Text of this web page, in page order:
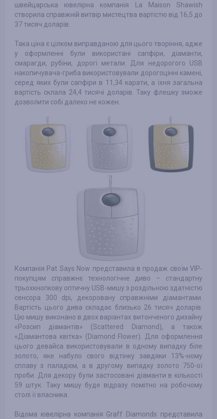
швейцарська ювелірна компанія La Maison Shawish
створила справжній витвір мистецтва вартістю від 16,5 до
37 тисяч доларів.
Така ціна є цілком виправданою для цього творіння, адже
у оформленні були використані сапфіри, діаманти,
смарагди, рубіни, дорогі метали. Для недорогого USB
накопичувача-гриба використовували дорогоцінні камені,
серед яких були сапфіри в 11,34 карати, а їхня загальна
вартість склала 24,4 тисячі доларів. Таку флешку зможе
дозволити собі далеко не кожен.
Компанія Pat Says Now представила в продаж своїм VIP-
покупцям справжнє технологічне диво – стандартну
трьохкнопкову оптичну USB-мишу з роздільною здатністю
сенсора 300 dpi, декоровану справжніми діамантами.
Вартість цього дива складає близько 26 тисяч доларів.
Цю мишу виконано в двох варіантах витонченого дизайну
«Розсип діамантів» (Scattered Diamond), а також
«Діамантова квітка» (Diamond Flower). Для оформлення
цього девайса використовували в одному випадку біле
золото, яке набуло свого відтінку завдяки 13%-ному
сплаву з паладієм, а в другому випадку золото 750-ої
проби. Для декору були застосовані діаманти в кількості
59 штук. Таку мишу буде відразу помітно на робочому
столі її власника.
Відома ювелірна компанія Graff Diamonds представила